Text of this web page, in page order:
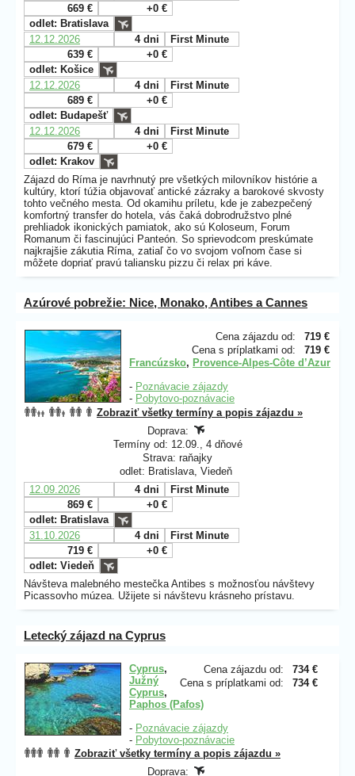
669 €
+0 €
odlet: Bratislava
12.12.2026
4 dni
First Minute
639 €
+0 €
odlet: Košice
12.12.2026
4 dni
First Minute
689 €
+0 €
odlet: Budapešť
12.12.2026
4 dni
First Minute
679 €
+0 €
odlet: Krakov
Zájazd do Ríma je navrhnutý pre všetkých milovníkov histórie a
kultúry, ktorí túžia objavovať antické zázraky a barokové skvosty
tohto večného mesta. Od okamihu príletu, kde je zabezpečený
komfortný transfer do hotela, vás čaká dobrodružstvo plné
prehliadok ikonických pamiatok, ako sú Koloseum, Forum
Romanum či fascinujúci Panteón. So sprievodcom preskúmate
najkrajšie zákutia Ríma, zatiaľ čo vo svojom voľnom čase si
môžete dopriať pravú taliansku pizzu či relax pri káve.
Azúrové pobrežie: Nice, Monako, Antibes a Cannes
Cena zájazdu od:
719 €
Cena s príplatkami od:
719 €
Francúzsko, Provence-Alpes-Côte d’Azur
- Poznávacie zájazdy
- Pobytovo-poznávacie
Zobraziť všetky termíny a popis zájazdu »
Doprava:
Termíny od: 12.09., 4 dňové
Strava: raňajky
odlet: Bratislava, Viedeň
12.09.2026
4 dni
First Minute
869 €
+0 €
odlet: Bratislava
31.10.2026
4 dni
First Minute
719 €
+0 €
odlet: Viedeň
Návšteva malebného mestečka Antibes s možnosťou návštevy
Picassovho múzea. Užijete si návštevu krásneho prístavu.
Letecký zájazd na Cyprus
Cena zájazdu od:
734 €
Cena s príplatkami od:
734 €
Cyprus,
Južný
Cyprus,
Paphos (Pafos)
- Poznávacie zájazdy
- Pobytovo-poznávacie
Zobraziť všetky termíny a popis zájazdu »
Doprava: